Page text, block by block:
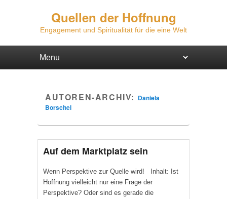
Quellen der Hoffnung
Engagement und Spiritualität für die eine Welt
AUTOREN-ARCHIV: Daniela
Borschel
Auf dem Marktplatz sein
Wenn Perspektive zur Quelle wird! Inhalt: Ist
Hoffnung vielleicht nur eine Frage der
Perspektive? Oder sind es gerade die